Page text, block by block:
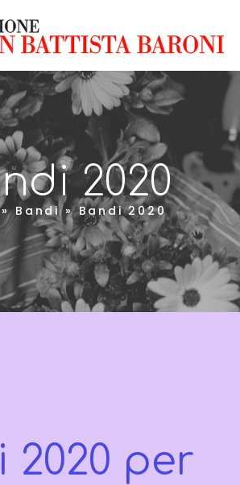
2020
Bandi»Bandi 2020
2020 per